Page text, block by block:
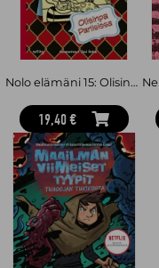
Nolo elämäni 15: Olisinpa Pariisissa
19,40 €